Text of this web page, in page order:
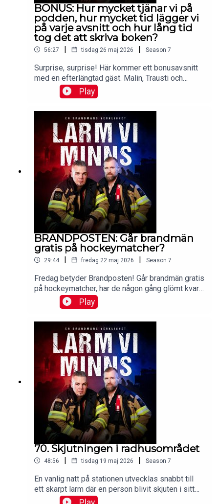
BONUS: Hur mycket tjänar vi på
podden, hur mycket tid lägger vi
på varje avsnitt och hur lång tid
tog det att skriva boken?
56:27 | tisdag 26 maj 2026 | Season 7
Surprise, surprise! Här kommer ett bonusavsnitt
med en efterlängtad gäst. Malin, Trausti och
Brander svarar på lyssnarfrågor och berättar hur
och varför podden kom till. Ett unikt avsnitt du inte
hej@larmviminns.se och följ Larm vi minns på
Facebook, TikTok, och Instagram.Lyssna
reklamfritt på Patreon.Produceras av: Malin
Brege, Trausti Brege & Daniel Brander.Manus:
Malin Brege.Klippning, ljudläggning och
efterbearbetning: Mikael Solkulle.
Play
BRANDPOSTEN: Går brandmän
gratis på hockeymatcher?
29:44 | fredag 22 maj 2026 | Season 7
Fredag betyder Brandposten! Går brandmän gratis
på hockeymatcher, har de någon gång glömt kvar
en kollega efter ett larm och hur vanligt är det att
tåget kör på djur?Mejla dina lyssnarfrågor till
Facebook, TikTok, och Instagram.Lyssna
reklamfritt på Patreon.Produceras av: Malin
Brege, Trausti Brege & Daniel Brander.Manus:
Malin Brege.Klippning, ljudläggning och
efterbearbetning: Mikael Solkulle.
Play
70. Skjutningen i radhusområdet
48:56 | tisdag 19 maj 2026 | Season 7
En vanlig natt på stationen utvecklas snabbt till
ett skarpt larm där en person blivit skjuten i sitt
hem. Karriärens första larm om pågående dödligt